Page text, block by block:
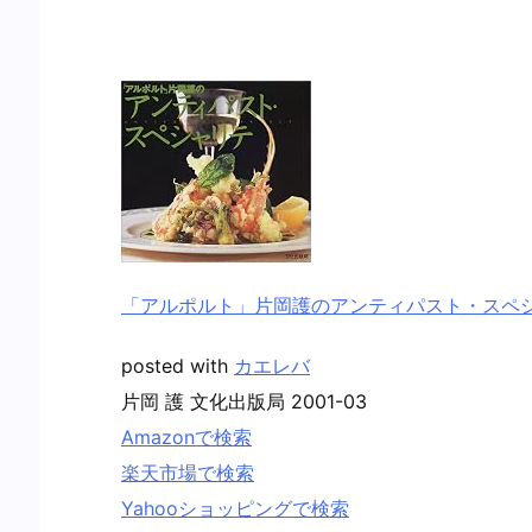
「アルポルト」片岡護のアンティパスト・スペ
posted with カエレバ
片岡 護 文化出版局 2001-03
Amazonで検索
楽天市場で検索
Yahooショッピングで検索